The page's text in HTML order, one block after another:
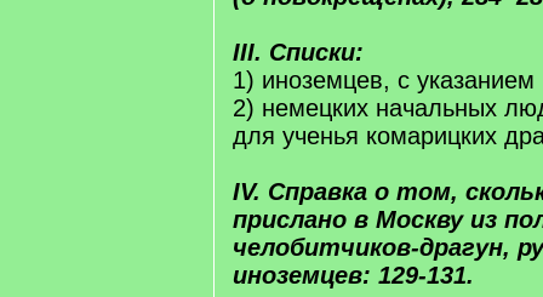
III. Списки:
1) иноземцев, с
2) немецких начальных
для ученья комарицких
IV. Справка о том,
прислано в Москву из
челобитчиков-драгун,
иноземцев: 129-131.